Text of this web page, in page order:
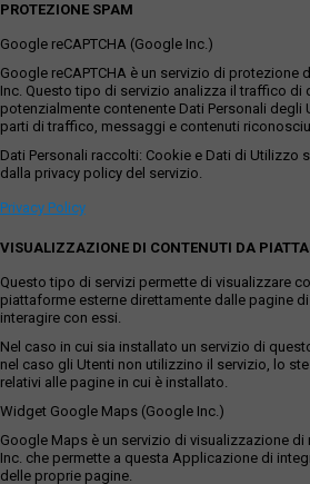
PROTEZIONE SPAM
Google reCAPTCHA (Google Inc.)
Google reCAPTCHA è un servizio di protezione
Inc. Questo tipo di servizio analizza il traffico di
potenzialmente contenente Dati Personali degli
parti di traffico, messaggi e contenuti
Dati Personali raccolti: Cookie e Dati di Utilizzo
dalla privacy policy del servizio.
Privacy Policy
VISUALIZZAZIONE DI CONTENUTI DA
Questo tipo di servizi permette di visualizzare
piattaforme esterne direttamente dalle pagine
interagire con essi.
Nel caso in cui sia installato un servizio di
nel caso gli Utenti non utilizzino il servizio, lo
relativi alle pagine in cui è installato.
Widget Google Maps (Google Inc.)
Google Maps è un servizio di visualizzazione
Inc. che permette a questa Applicazione di
delle proprie pagine.